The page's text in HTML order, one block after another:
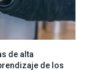
de alta
de los